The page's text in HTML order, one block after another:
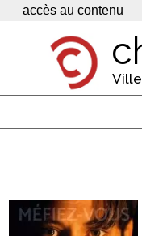
Panneau de gestion des
accès au contenu
Economie